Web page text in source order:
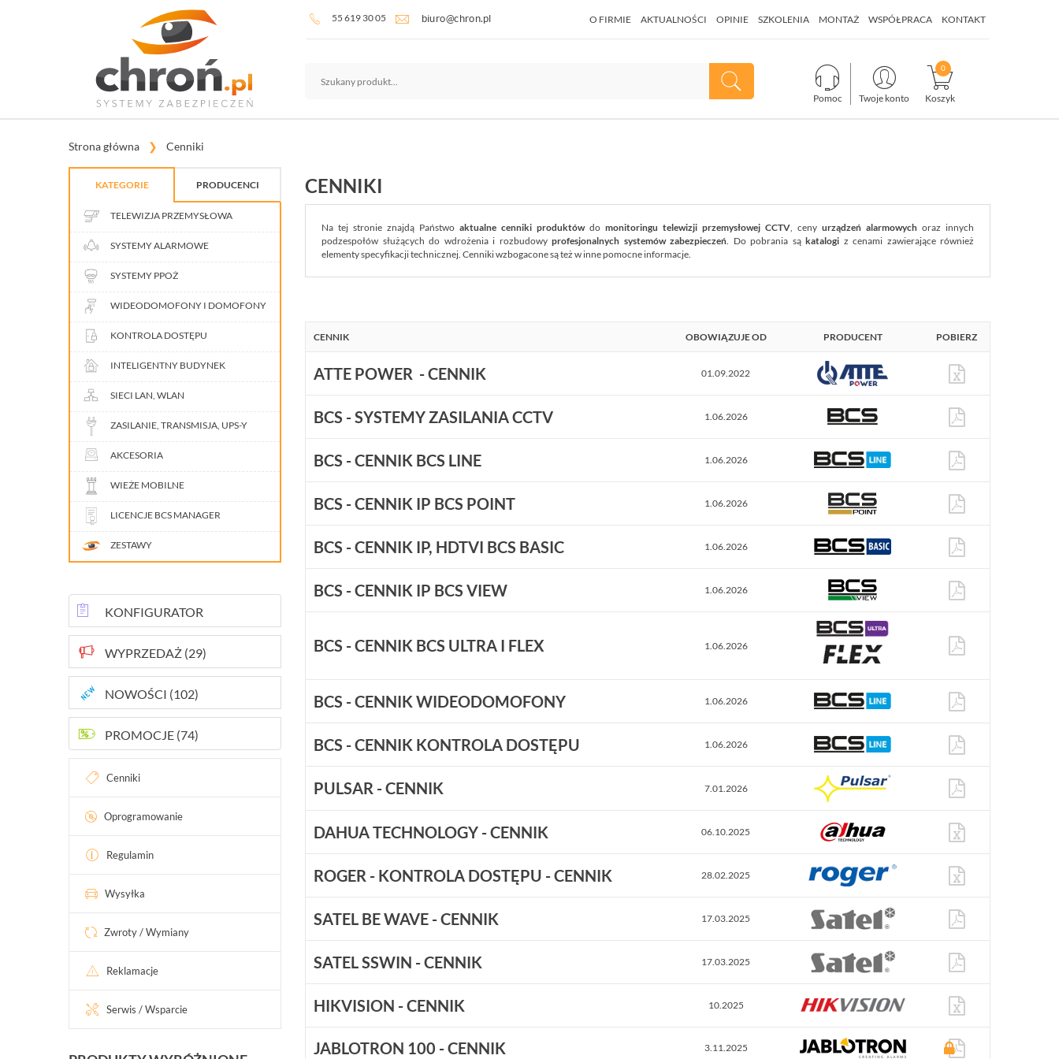
55 619 30 05 O FIRMIE AKTUALNOŚCI OPINIE SZKOLENIA MONTAŻ WSPÓŁPRACA KONTAKT
Pomoc Twoje konto Koszyk
Strona główna Cenniki
KATEGORIE PRODUCENCI
TELEWIZJA PRZEMYSŁOWA
SYSTEMY ALARMOWE
SYSTEMY PPOŻ
WIDEODOMOFONY I DOMOFONY
KONTROLA DOSTĘPU
INTELIGENTNY BUDYNEK
SIECI LAN, WLAN
ZASILANIE, TRANSMISJA, UPS-Y
AKCESORIA
WIEŻE MOBILNE
LICENCJE BCS MANAGER
ZESTAWY
KONFIGURATOR
WYPRZEDAŻ (29)
NOWOŚCI (102)
PROMOCJE (74)
Cenniki
Oprogramowanie
Regulamin
Wysyłka
Zwroty / Wymiany
Reklamacje
Serwis / Wsparcie
CENNIKI
Na tej stronie znajdą Państwo aktualne cenniki produktówdo monitoringu telewizji przemysłowej CCTV, ceny urządzeń alarmowych oraz innych
podzespołów służących do wdrożenia i rozbudowy profesjonalnych systemów zabezpieczeń. Do pobrania są katalogi z cenami zawierające również
elementy specyfikacji technicznej. Cenniki wzbogacone są też w inne pomocne informacje.
CENNIK OBOWIĄZUJE OD PRODUCENT POBIERZ
ATTE POWER - CENNIK 01.09.2022
BCS - SYSTEMY ZASILANIA CCTV 1.06.2026
BCS - CENNIK BCS LINE 1.06.2026
BCS - CENNIK IP BCS POINT 1.06.2026
BCS - CENNIK IP, HDTVI BCS BASIC 1.06.2026
BCS - CENNIK IP BCS VIEW 1.06.2026
BCS - CENNIK BCS ULTRA I FLEX 1.06.2026
BCS - CENNIK WIDEODOMOFONY 1.06.2026
BCS - CENNIK KONTROLA DOSTĘPU 1.06.2026
PULSAR - CENNIK 7.01.2026
DAHUA TECHNOLOGY - CENNIK 06.10.2025
ROGER - KONTROLA DOSTĘPU - CENNIK 28.02.2025
SATEL BE WAVE - CENNIK 17.03.2025
SATEL SSWIN - CENNIK 17.03.2025
HIKVISION - CENNIK 10.2025
JABLOTRON 100 - CENNIK 3.11.2025